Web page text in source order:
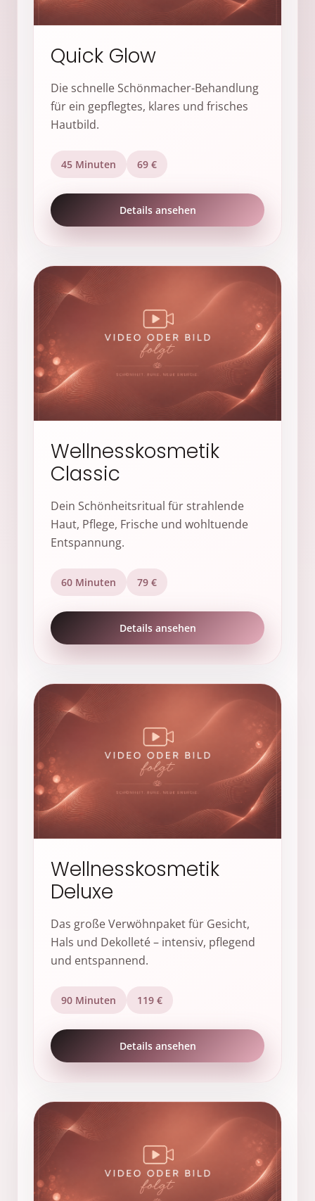
Quick Glow
Die schnelle Schönmacher-Behandlung
für ein gepflegtes, klares und frisches
Hautbild.
45 Minuten 69 €
Details ansehen
Wellnesskosmetik
Classic
Dein Schönheitsritual für strahlende
Haut, Pflege, Frische und wohltuende
Entspannung.
60 Minuten 79 €
Details ansehen
Wellnesskosmetik
Deluxe
Das große Verwöhnpaket für Gesicht,
Hals und Dekolleté – intensiv, pflegend
und entspannend.
90 Minuten 119 €
Details ansehen